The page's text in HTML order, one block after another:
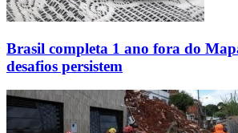
Brasil completa 1 ano fora do
desafios persistem